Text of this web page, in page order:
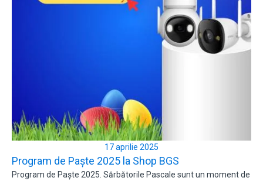
17 aprilie 2025
Program de Paște 2025 la Shop BGS
Program de Paște 2025. Sărbătorile Pascale sunt un moment de